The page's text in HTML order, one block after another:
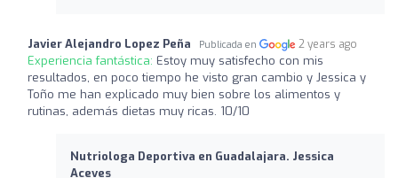
Javier Alejandro Lopez Peña Publicada en 2 years ago
Experiencia fantástica: Estoy muy satisfecho con mis
resultados, en poco tiempo he visto gran cambio y Jessica y
Toño me han explicado muy bien sobre los alimentos y
rutinas, además dietas muy ricas. 10/10
Nutriologa Deportiva en Guadalajara. Jessica
Aceves